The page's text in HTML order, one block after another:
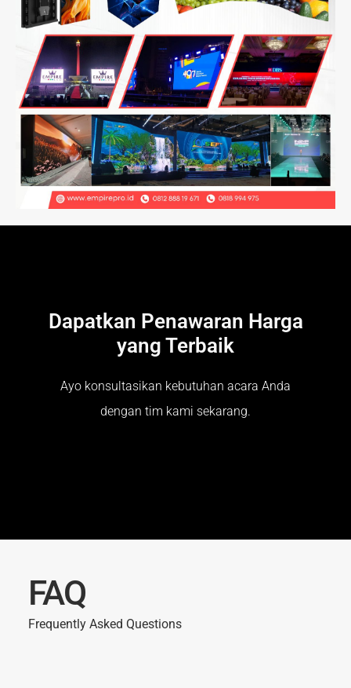
Dapatkan Penawaran Harga
yang Terbaik
Ayo konsultasikan kebutuhan acara Anda
dengan tim kami sekarang.
FAQ
Frequently Asked Questions